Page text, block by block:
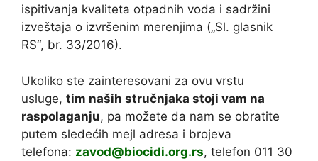
ispitivanja kvaliteta otpadnih voda i sadržini
izveštaja o izvršenim merenjima („Sl. glasnik
RS“, br. 33/2016).
Ukoliko ste zainteresovani za ovu vrstu
usluge, tim naših stručnjaka stoji vam na
raspolaganju, pa možete da nam se obratite
putem sledećih mejl adresa i brojeva
telefona: zavod@biocidi.org.rs, telefon 011 30